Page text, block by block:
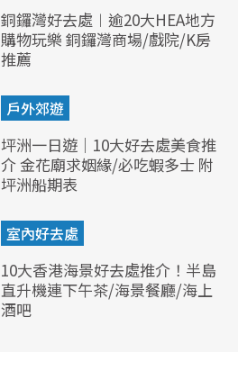
銅鑼灣好去處︱逾20大HEA地方
購物玩樂 銅鑼灣商場/戲院/K房
推薦
戶外郊遊
坪洲一日遊｜10大好去處美食推
介 金花廟求姻緣/必吃蝦多士 附
坪洲船期表
室內好去處
10大香港海景好去處推介！半島
直升機連下午茶/海景餐廳/海上
酒吧